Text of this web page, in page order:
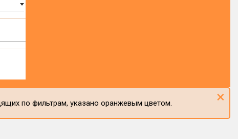
по фильтрам, указано оранжевым цветом. ×